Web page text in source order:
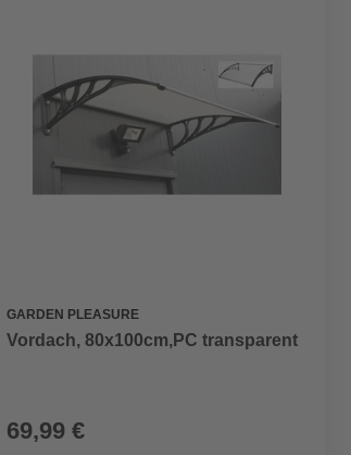
GARDEN PLEASURE
Vordach, 80x100cm,PC transparent
69,99 €